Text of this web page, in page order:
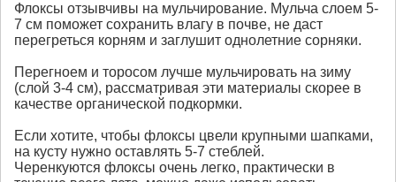
Флоксы отзывчивы на мульчирование. Мульча слоем 5-
7 см поможет сохранить влагу в почве, не даст
перегреться корням и заглушит однолетние сорняки.
Перегноем и торосом лучше мульчировать на зиму
(слой 3-4 см), рассматривая эти материалы скорее в
качестве органической подкормки.
Если хотите, чтобы флоксы цвели крупными шапками,
на кусту нужно оставлять 5-7 стеблей.
Черенкуются флоксы очень легко, практически в